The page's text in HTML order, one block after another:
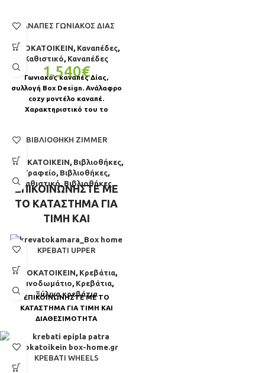
ΚΑΝΑΠΈΣ ΓΩΝΙΑΚΌΣ ΔΊΑΣ
ΝΕΟΚΑΤΟΙΚΕΙΝ, Καναπέδες,
Καθιστικό, Καναπέδες
1.540€
Γωνιακός καναπές Δίας,
συλλογή Box Design. Ανάλαφρο
cozy μοντέλο καναπέ.
Χαρακτηριστικό του το
μαξιλάρια της
ΒΙΒΛΙΟΘΉΚΗ ZIMMER
ΝΕΟΚΑΤΟΙΚΕΙΝ, Βιβλιοθήκες,
Γραφείο, Βιβλιοθήκες,
Καθιστικό,Βιβλιοθήκες
ΕΠΙΚΟΙΝΩΝΗΣΤΕ ΜΕ
ΤΟ ΚΑΤΑΣΤΗΜΑ ΓΙΑ
ΤΙΜΗ ΚΑΙ
ΔΙΑΘΕΣΙΜΟΤΗΤΑ
ΚΡΕΒΆΤΙ UPPER
ΝΕΟΚΑΤΟΙΚΕΙΝ Κρεβάτια
Υπνοδωμάτιο Κρεβάτια
Ξύλινα κρεβάτια
ΕΠΙΚΟΙΝΩΝΗΣΤΕ ΜΕ ΤΟ
ΚΑΤΑΣΤΗΜΑ ΓΙΑ ΤΙΜΗ ΚΑΙ
ΔΙΑΘΕΣΙΜΟΤΗΤΑ
ΚΡΕΒΆΤΙ WHEELS